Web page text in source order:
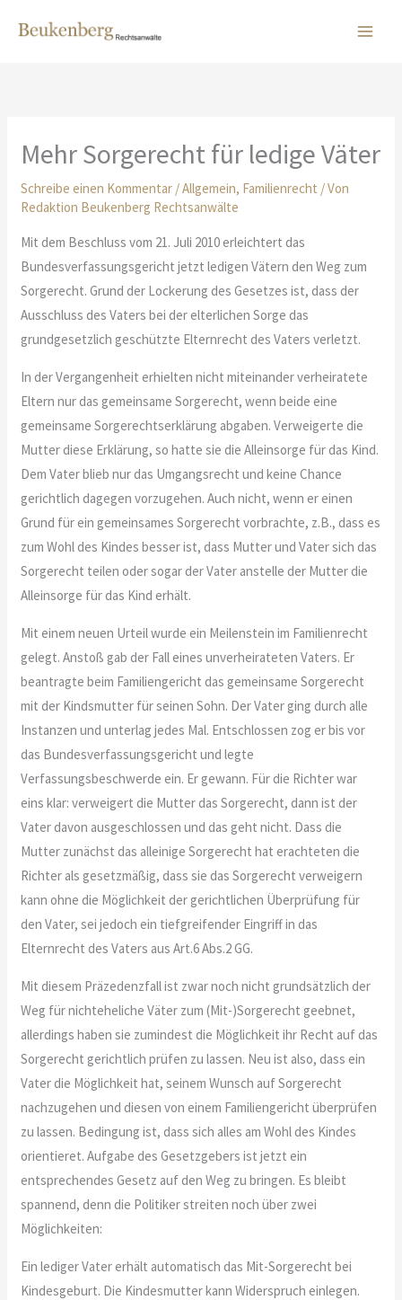
Inhalt
Mehr Sorgerecht für ledige Väter
Schreibe einen Kommentar /Allgemein, Familienrecht / Von
Redaktion Beukenberg Rechtsanwälte
Mit dem Beschluss vom 21. Juli 2010 erleichtert das
Bundesverfassungsgericht jetzt ledigen Vätern den Weg zum
Sorgerecht. Grund der Lockerung des Gesetzes ist, dass der
Ausschluss des Vaters bei der elterlichen Sorge das
grundgesetzlich geschützte Elternrecht des Vaters verletzt.
In der Vergangenheit erhielten nicht miteinander verheiratete
Eltern nur das gemeinsame Sorgerecht, wenn beide eine
gemeinsame Sorgerechtserklärung abgaben. Verweigerte die
Mutter diese Erklärung, so hatte sie die Alleinsorge für das Kind.
Dem Vater blieb nur das Umgangsrecht und keine Chance
gerichtlich dagegen vorzugehen. Auch nicht, wenn er einen
Grund für ein gemeinsames Sorgerecht vorbrachte, z.B., dass es
zum Wohl des Kindes besser ist, dass Mutter und Vater sich das
Sorgerecht teilen oder sogar der Vater anstelle der Mutter die
Alleinsorge für das Kind erhält.
Mit einem neuen Urteil wurde ein Meilenstein im Familienrecht
gelegt. Anstoß gab der Fall eines unverheirateten Vaters. Er
beantragte beim Familiengericht das gemeinsame Sorgerecht
mit der Kindsmutter für seinen Sohn. Der Vater ging durch alle
Instanzen und unterlag jedes Mal. Entschlossen zog er bis vor
das Bundesverfassungsgericht und legte
Verfassungsbeschwerde ein. Er gewann. Für die Richter war
eins klar: verweigert die Mutter das Sorgerecht, dann ist der
Vater davon ausgeschlossen und das geht nicht. Dass die
Mutter zunächst das alleinige Sorgerecht hat erachteten die
Richter als gesetzmäßig, dass sie das Sorgerecht verweigern
kann ohne die Möglichkeit der gerichtlichen Überprüfung für
den Vater, sei jedoch ein tiefgreifender Eingriff in das
Elternrecht des Vaters aus Art.6 Abs.2 GG.
Mit diesem Präzedenzfall ist zwar noch nicht grundsätzlich der
Weg für nichteheliche Väter zum (Mit-)Sorgerecht geebnet,
allerdings haben sie zumindest die Möglichkeit ihr Recht auf das
Sorgerecht gerichtlich prüfen zu lassen. Neu ist also, dass ein
Vater die Möglichkeit hat, seinem Wunsch auf Sorgerecht
nachzugehen und diesen von einem Familiengericht überprüfen
zu lassen. Bedingung ist, dass sich alles am Wohl des Kindes
orientieret. Aufgabe des Gesetzgebers ist jetzt ein
entsprechendes Gesetz auf den Weg zu bringen. Es bleibt
spannend, denn die Politiker streiten noch über zwei
Möglichkeiten:
Ein lediger Vater erhält automatisch das Mit-Sorgerecht bei
Kindesgeburt. Die Kindesmutter kann Widerspruch einlegen.